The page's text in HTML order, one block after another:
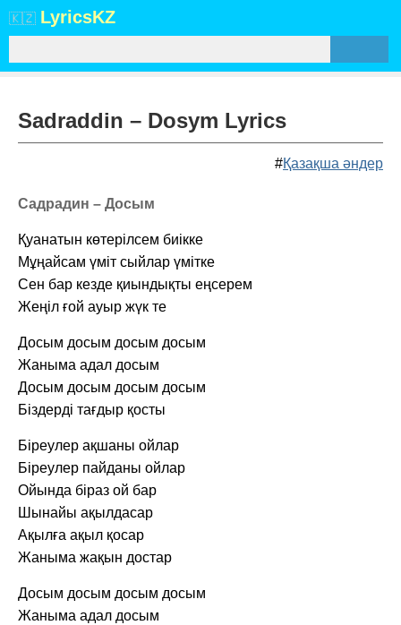
🇰🇿 LyricsKZ
Sadraddin – Dosym Lyrics
#Қазақша әндер
Садрадин – Досым
Қуанатын көтерілсем биікке
Мұңайсам үміт сыйлар үмітке
Сен бар кезде қиындықты еңсерем
Жеңіл ғой ауыр жүк те
Досым досым досым досым
Жаныма адал досым
Досым досым досым досым
Біздерді тағдыр қосты
Біреулер ақшаны ойлар
Біреулер пайданы ойлар
Ойында біраз ой бар
Шынайы ақылдасар
Ақылға ақыл қосар
Жаныма жақын достар
Досым досым досым досым
Жаныма адал досым